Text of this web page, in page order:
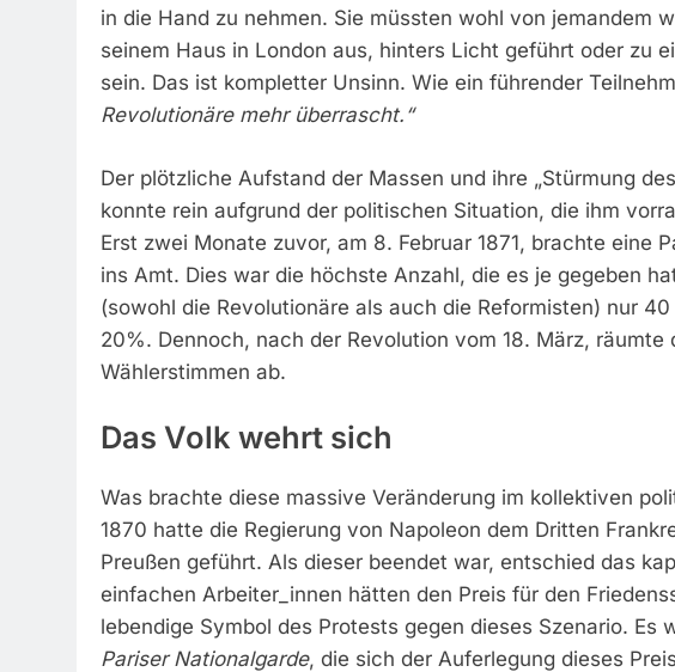
in die Hand zu nehmen. Sie müssten wohl von jemandem
seinem Haus in London aus, hinters Licht geführt oder zu
sein. Das ist kompletter Unsinn. Wie ein führender
Revolutionäre mehr überrascht.“
Der plötzliche Aufstand der Massen und ihre „Stürmung
konnte rein aufgrund der politischen Situation, die ihm
Erst zwei Monate zuvor, am 8. Februar 1871, brachte eine
ins Amt. Dies war die höchste Anzahl, die es je gegeben
(sowohl die Revolutionäre als auch die Reformisten) nur
20%. Dennoch, nach der Revolution vom 18. März,
Wählerstimmen ab.
Das Volk wehrt sich
Was brachte diese massive Veränderung im kollektiven
1870 hatte die Regierung von Napoleon dem Dritten
Preußen geführt. Als dieser beendet war, entschied das
einfachen Arbeiter_innen hätten den Preis für den
lebendige Symbol des Protests gegen dieses Szenario.
Pariser Nationalgarde, die sich der Auferlegung dieses